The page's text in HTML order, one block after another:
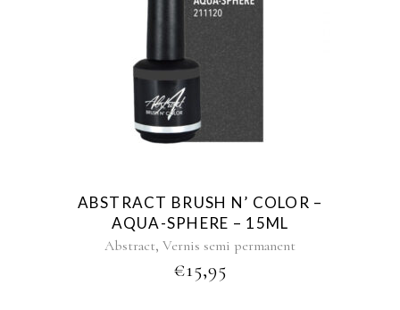
ABSTRACT BRUSH N’ COLOR –
AQUA-SPHERE – 15ML
Abstract, Vernis semi permanent
€15,95